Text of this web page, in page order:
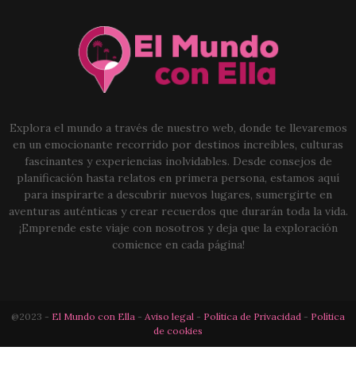
Explora el mundo a través de nuestro web, donde te llevaremos
en un emocionante recorrido por destinos increíbles, culturas
fascinantes y experiencias inolvidables. Desde consejos de
planificación hasta relatos en primera persona, estamos aquí
para inspirarte a descubrir nuevos lugares, sumergirte en
aventuras auténticas y crear recuerdos que durarán toda la vida.
¡Emprende este viaje con nosotros y deja que la exploración
comience en cada página!
@2023 - El Mundo con Ella - Aviso legal - Política de Privacidad - Política
de cookies